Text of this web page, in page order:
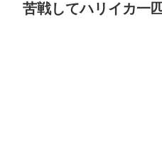
苦戦してハリイカ一